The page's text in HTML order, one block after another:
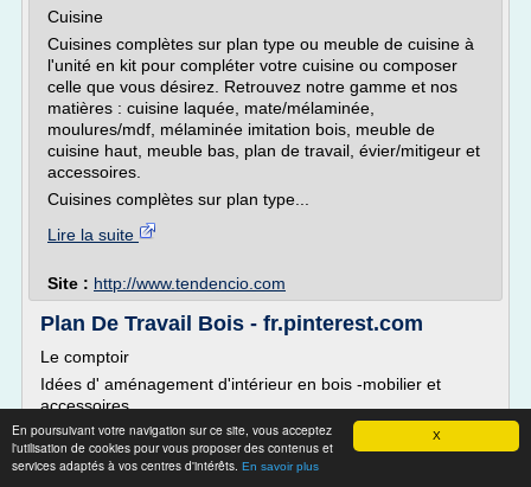
X
En poursuivant votre navigation sur ce site, vous acceptez
l'utilisation de cookies pour vous proposer des contenus et
services adaptés à vos centres d'intérêts. En savoir plus
Cuisine
Cuisines complètes sur plan type ou meuble de cuisine à
l'unité en kit pour compléter votre cuisine ou composer
celle que vous désirez. Retrouvez notre gamme et nos
matières : cuisine laquée, mate/mélaminée,
moulures/mdf, mélaminée imitation bois, meuble de
cuisine haut, meuble bas, plan de travail, évier/mitigeur et
accessoires.
Cuisines complètes sur plan type...
Lire la suite
Site : http://www.tendencio.com
Plan De Travail Bois - fr.pinterest.com
Le comptoir
Idées d' aménagement d'intérieur en bois -mobilier et
accessoires
cuisine bois et blanc moderne avec des armoires blanches
sans poignées et plans de travail en bois massif